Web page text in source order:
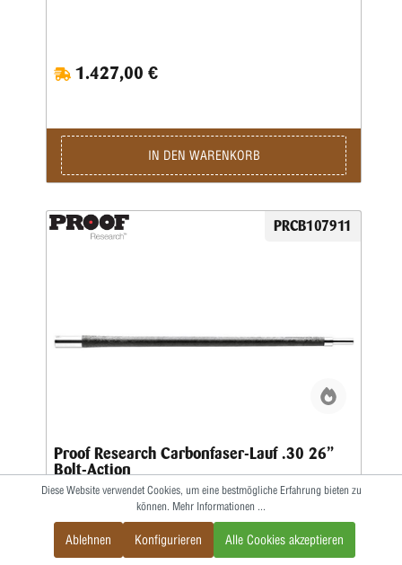
1.427,00 €
IN DEN WARENKORB
PRCB107911
Proof Research Carbonfaser-Lauf .30 26”
Bolt-Action
Dralllänge: 1-8 / Finish: Carbon Fiber / Gewicht des Laufes:
3.3 lbs / Kontur: SenderoLänge: 26” / Patrone: .30
(.308)Ihr Repetierlauf wird von Ihrem Büchsenmacher
Diese Website verwendet Cookies, um eine bestmögliche Erfahrung bieten zu
können. Mehr Informationen ...
Ablehnen Konfigurieren Alle Cookies akzeptieren